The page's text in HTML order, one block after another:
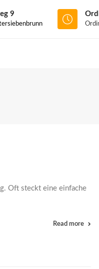
9
Oft steckt eine einfache
Read more